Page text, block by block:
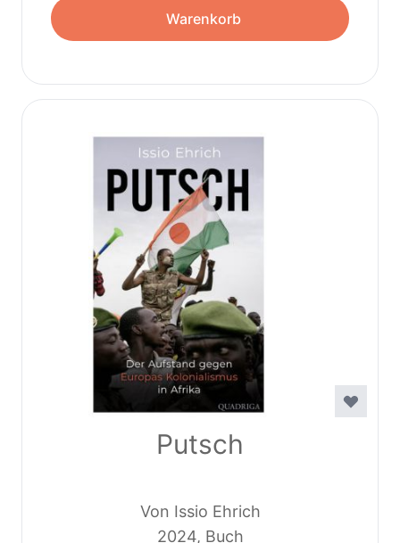
Warenkorb
Putsch
Von Issio Ehrich
2024, Buch